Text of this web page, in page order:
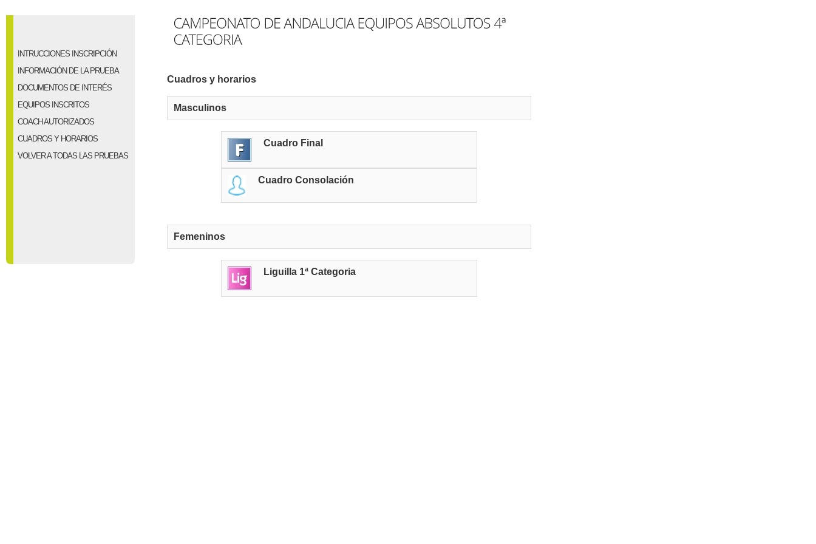
INTRUCCIONES INSCRIPCIÓN
INFORMACIÓN DE LA PRUEBA
DOCUMENTOS DE INTERÉS
EQUIPOS INSCRITOS
COACH AUTORIZADOS
CUADROS Y HORARIOS
VOLVER A TODAS LAS PRUEBAS
Cuadros y horarios
Masculinos
Cuadro Final
Cuadro Consolación
Femeninos
Liguilla 1ª Categoria